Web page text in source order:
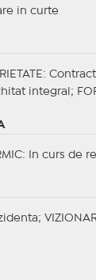
in curte
:
integral;
: In curs de